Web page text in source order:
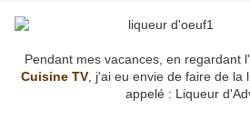
Pendant mes vacances, en regardant
Cuisine TV , j'ai eu envie de faire de
appelé : Liqueur